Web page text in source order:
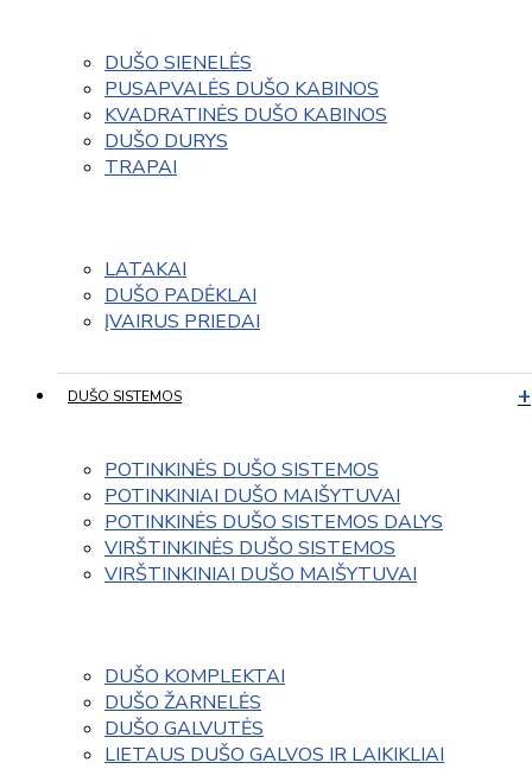
DUŠO SIENELĖS
PUSAPVALĖS DUŠO KABINOS
KVADRATINĖS DUŠO KABINOS
DUŠO DURYS
TRAPAI
LATAKAI
DUŠO PADĖKLAI
ĮVAIRUS PRIEDAI
DUŠO SISTEMOS
POTINKINĖS DUŠO SISTEMOS
POTINKINIAI DUŠO MAIŠYTUVAI
POTINKINĖS DUŠO SISTEMOS DALYS
VIRŠTINKINĖS DUŠO SISTEMOS
VIRŠTINKINIAI DUŠO MAIŠYTUVAI
DUŠO KOMPLEKTAI
DUŠO ŽARNELĖS
DUŠO GALVUTĖS
LIETAUS DUŠO GALVOS IR LAIKIKLIAI